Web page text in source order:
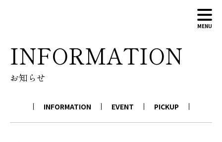
MENU
ABOUT
WINERY
CONTACT
INFORMATION
お知らせ
INFORMATION EVENT PICKUP